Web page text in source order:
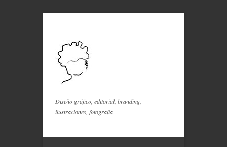
Diseño gráfico, editorial, branding,
ilustraciones, fotografía